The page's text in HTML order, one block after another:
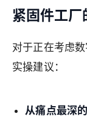
紧固件工厂
对于正在考虑
实操建议：
从痛点最深